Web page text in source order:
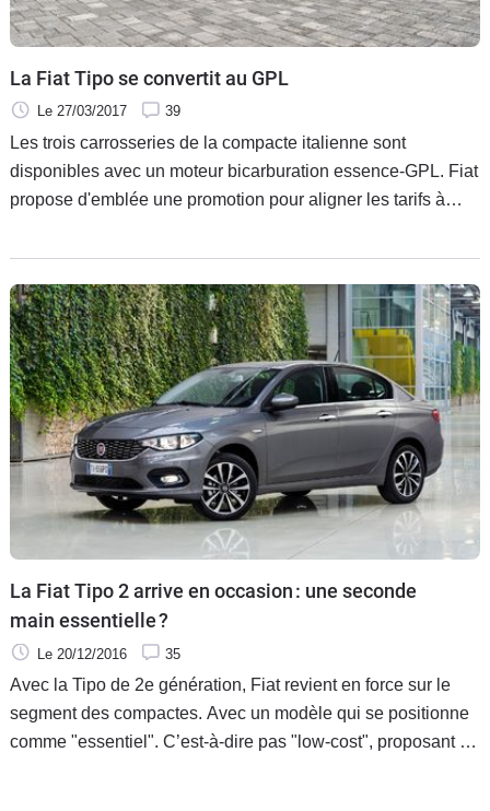
La Fiat Tipo se convertit au GPL
Le 27/03/2017 39
Les trois carrosseries de la compacte italienne sont
disponibles avec un moteur bicarburation essence-GPL. Fiat
propose d'emblée une promotion pour aligner les tarifs à
La Fiat Tipo 2 arrive en occasion : une seconde
main essentielle ?
Le 20/12/2016 35
Avec la Tipo de 2e génération, Fiat revient en force sur le
segment des compactes. Avec un modèle qui se positionne
comme "essentiel". C’est-à-dire pas "low-cost", proposant le